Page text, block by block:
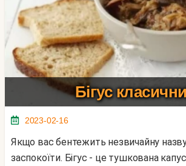
Бігус
2023-02-16
Якщо вас бентежить незвичайну назву, то поспішу вас
заспокоїти. Бігус - це тушкована